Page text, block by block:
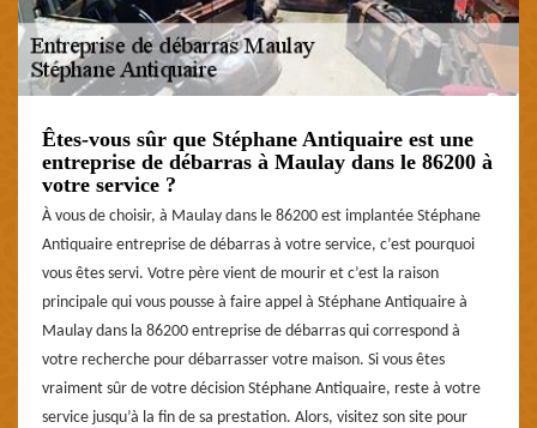
Êtes-vous sûr que Stéphane Antiquaire est une
entreprise de débarras à Maulay dans le 86200 à
votre service ?
À vous de choisir, à Maulay dans le 86200 est implantée Stéphane
Antiquaire entreprise de débarras à votre service, c’est pourquoi
vous êtes servi. Votre père vient de mourir et c’est la raison
principale qui vous pousse à faire appel à Stéphane Antiquaire à
Maulay dans la 86200 entreprise de débarras qui correspond à
votre recherche pour débarrasser votre maison. Si vous êtes
vraiment sûr de votre décision Stéphane Antiquaire, reste à votre
service jusqu’à la fin de sa prestation. Alors, visitez son site pour